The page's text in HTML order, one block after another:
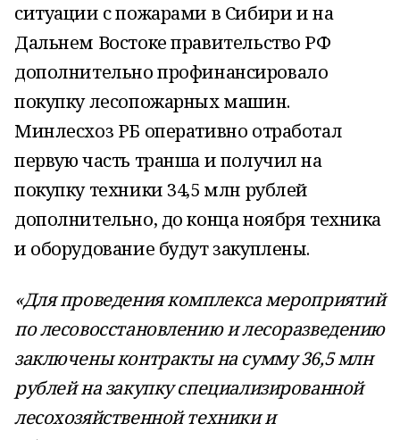
ситуации с пожарами в Сибири и на
Дальнем Востоке правительство РФ
дополнительно профинансировало
покупку лесопожарных машин.
Минлесхоз РБ оперативно отработал
первую часть транша и получил на
покупку техники 34,5 млн рублей
дополнительно, до конца ноября техника
и оборудование будут закуплены.
«Для проведения комплекса мероприятий
по лесовосстановлению и лесоразведению
заключены контракты на сумму 36,5 млн
рублей на закупку специализированной
лесохозяйственной техники и